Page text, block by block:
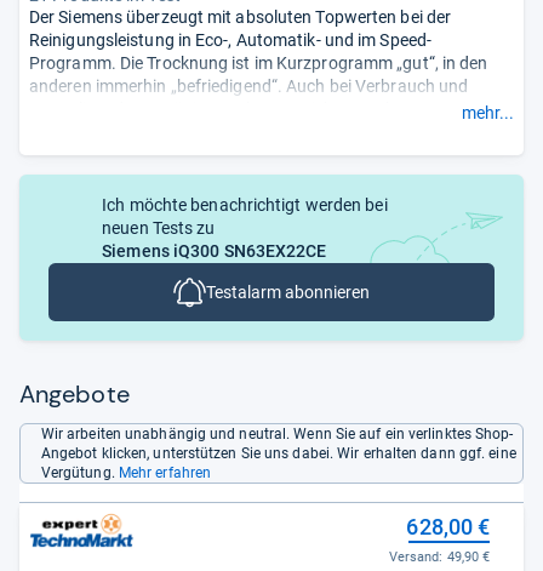
Der Siemens überzeugt mit absoluten Topwerten bei der
Reinigungsleistung in Eco-, Automatik- und im Speed-
Programm. Die Trocknung ist im Kurzprogramm „gut“, in den
anderen immerhin „befriedigend“. Auch bei Verbrauch und
Dauer liegt das Gerät im starken Bereich. Dazu kommen eine
vor Wasserschäden sowie ein leises
Betriebsgeräusch.- Zusammengefasst durch unsere Redaktion.
mehr...
Ich möchte benachrichtigt werden bei
neuen Tests zu
Siemens iQ300 SN63EX22CE
Testalarm abonnieren
Angebote
Wir arbeiten unabhängig und neutral. Wenn Sie auf ein verlinktes Shop-
Angebot klicken, unterstützen Sie uns dabei. Wir erhalten dann ggf. eine
Vergütung. Mehr erfahren
628,00 €
Versand: 49,90 €